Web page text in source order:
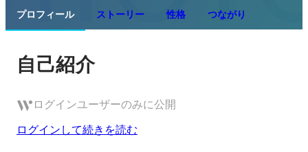
プロフィール ストーリー 性格 つながり
自己紹介
ログインユーザーのみに公開
ログインして続きを読む